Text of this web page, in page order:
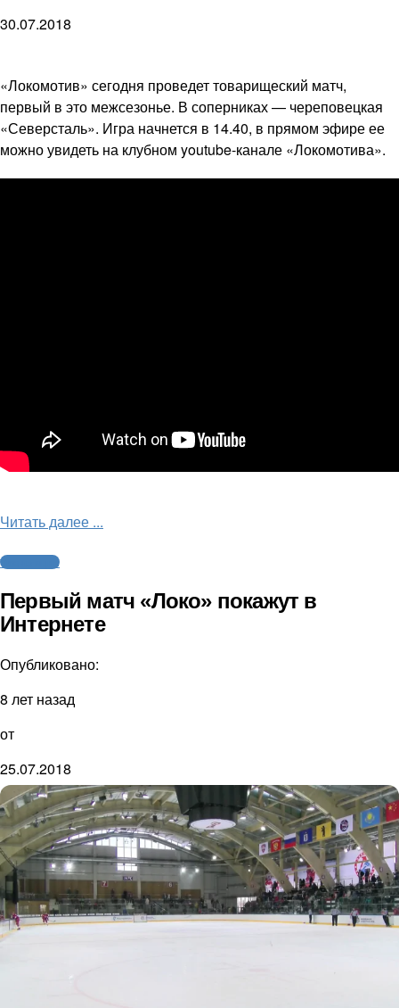
30.07.2018
«Локомотив» сегодня проведет товарищеский матч,
первый в это межсезонье. В соперниках — череповецкая
«Северсталь». Игра начнется в 14.40, в прямом эфире ее
можно увидеть на клубном youtube-канале «Локомотива».
Читать далее ...
Трансляции
Первый матч «Локо» покажут в
Интернете
Опубликовано:
8 лет назад
от
25.07.2018